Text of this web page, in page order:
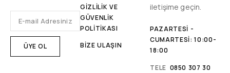
GİZLİLİK VE
GÜVENLİK
POLİTİKASI
BİZE ULAŞIN
iletişime geçin.
PAZARTESI -
CUMARTESI: 10:00-
18:00
TELE 0850 307 30